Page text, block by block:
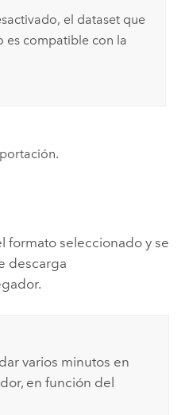
el dataset que
es compatible con la
formato seleccionado y se
descarga
varios minutos en
en función del